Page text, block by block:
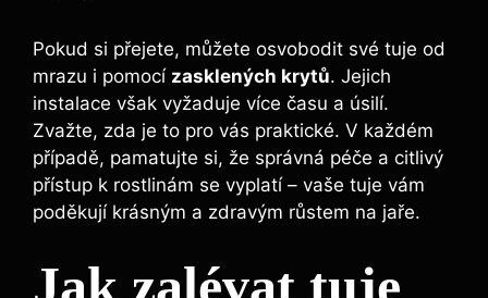
Pokud si přejete, můžete osvobodit své tuje od
mrazu i pomocí zasklených krytů. Jejich
instalace však vyžaduje více času a úsilí.
Zvažte, zda je to pro vás praktické. V každém
případě, pamatujte si, že správná péče a citlivý
přístup k rostlinám se vyplatí – vaše tuje vám
poděkují krásným a zdravým růstem na jaře.